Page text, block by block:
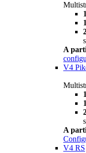
A
V4
A
V4 RS